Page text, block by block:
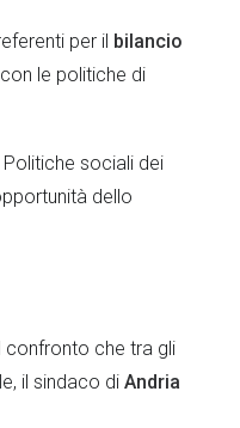
per il bilancio
le politiche di
sociali dei
dello
confronto che tra gli
il sindaco di Andria